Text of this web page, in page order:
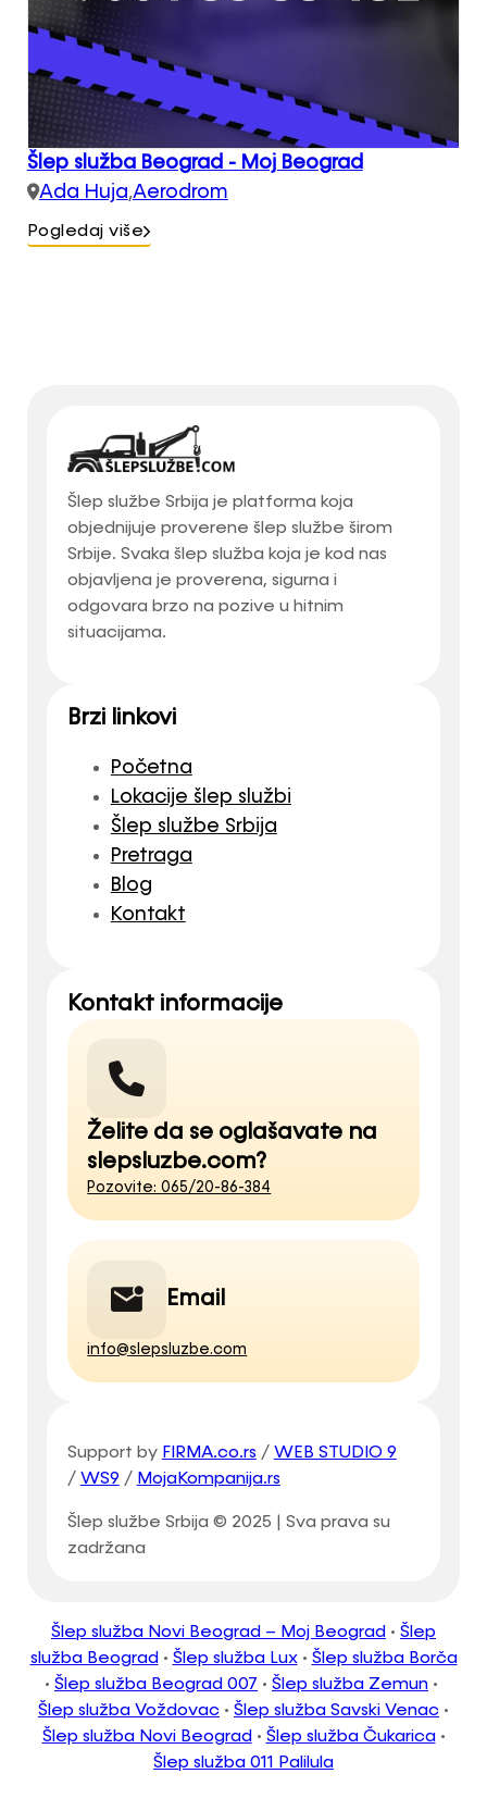
Šlep služba Beograd - Moj Beograd
Ada Huja,Aerodrom
Pogledaj više
Šlep službe Srbija je platforma koja
objednijuje proverene šlep službe širom
Srbije. Svaka šlep služba koja je kod nas
objavljena je proverena, sigurna i
odgovara brzo na pozive u hitnim
situacijama.
Brzi linkovi
Početna
Lokacije šlep službi
Šlep službe Srbija
Pretraga
Blog
Kontakt
Kontakt informacije
Želite da se oglašavate na
slepsluzbe.com?
Pozovite: 065/20-86-384
Email
info@slepsluzbe.com
Šlep službe Srbija © 2025 | Sva prava su
zadržana
Support by FIRMA.co.rs / WEB STUDIO 9
/ WS9 / MojaKompanija.rs
Šlep služba Novi Beograd – Moj Beograd • Šlep
služba Beograd • Šlep služba Lux• Šlep služba Borča
• Šlep služba Beograd 007 • Šlep služba Zemun •
Šlep služba Voždovac • Šlep služba Savski Venac •
Šlep služba Novi Beograd • Šlep služba Čukarica•
Šlep služba 011 Palilula